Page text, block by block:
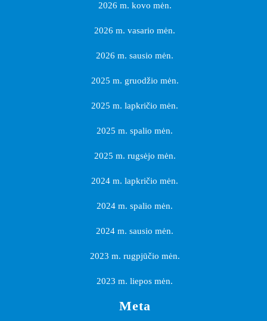
2026 m. kovo mėn.
2026 m. vasario mėn.
2026 m. sausio mėn.
2025 m. gruodžio mėn.
2025 m. lapkričio mėn.
2025 m. spalio mėn.
2025 m. rugsėjo mėn.
2024 m. lapkričio mėn.
2024 m. spalio mėn.
2024 m. sausio mėn.
2023 m. rugpjūčio mėn.
2023 m. liepos mėn.
Meta